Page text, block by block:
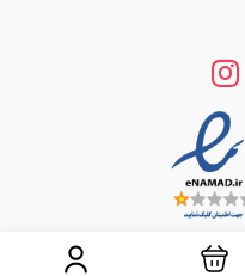
فقط برای مقاصد غیر تجاری و با ذکر